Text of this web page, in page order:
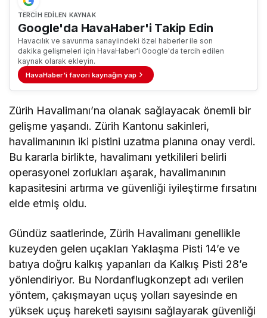
TERCIH EDILEN KAYNAK
Google'da HavaHaber'i Takip Edin
Havacılık ve savunma sanayiindeki özel haberler ile son
dakika gelişmeleri için HavaHaber'i Google'da tercih edilen
kaynak olarak ekleyin.
HavaHaber'i favori kaynağın yap
Zürih Havalimanı’na olanak sağlayacak önemli bir
gelişme yaşandı. Zürih Kantonu sakinleri,
havalimanının iki pistini uzatma planına onay verdi.
Bu kararla birlikte, havalimanı yetkilileri belirli
operasyonel zorlukları aşarak, havalimanının
kapasitesini artırma ve güvenliği iyileştirme fırsatını
elde etmiş oldu.
Gündüz saatlerinde, Zürih Havalimanı genellikle
kuzeyden gelen uçakları Yaklaşma Pisti 14’e ve
batıya doğru kalkış yapanları da Kalkış Pisti 28’e
yönlendiriyor. Bu Nordanflugkonzept adı verilen
yöntem, çakışmayan uçuş yolları sayesinde en
yüksek uçuş hareketi sayısını sağlayarak güvenliği